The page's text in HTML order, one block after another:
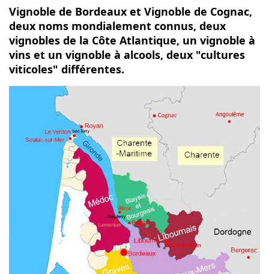
Vignoble de Bordeaux et Vignoble de Cognac,
deux noms mondialement connus, deux
vignobles de la Côte Atlantique, un vignoble à
vins et un vignoble à alcools, deux "cultures
viticoles" différentes.